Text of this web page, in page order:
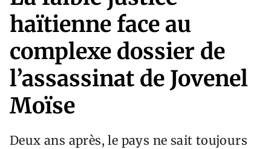
haïtienne face au
complexe dossier de
l’assassinat de Jovenel
Moïse
Deux ans après, le pays ne sait toujours